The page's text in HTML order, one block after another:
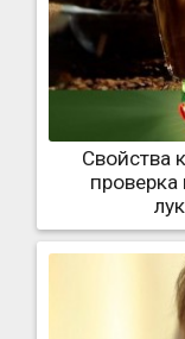
Свойства
проверка